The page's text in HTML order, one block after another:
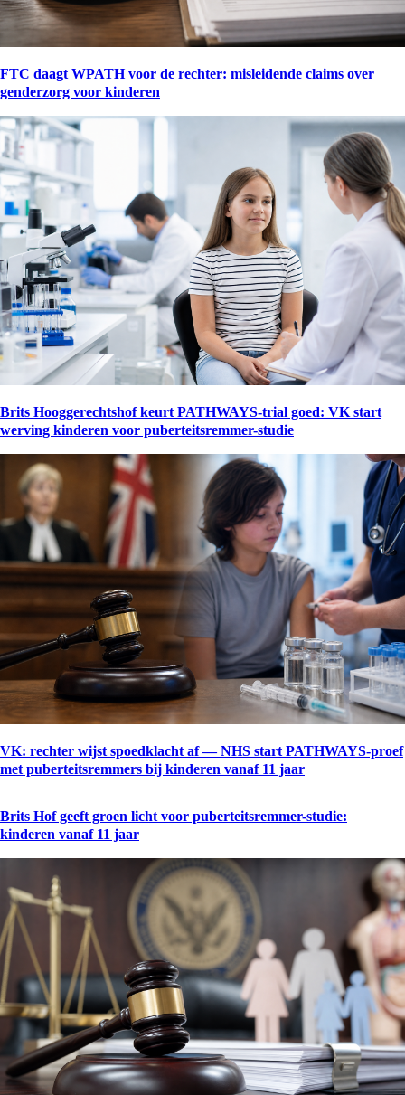
FTC daagt WPATH voor de rechter: misleidende claims over
genderzorg voor kinderen
Brits Hooggerechtshof keurt PATHWAYS-trial goed: VK start
werving kinderen voor puberteitsremmer-studie
VK: rechter wijst spoedklacht af — NHS start PATHWAYS-proef
met puberteitsremmers bij kinderen vanaf 11 jaar
Brits Hof geeft groen licht voor puberteitsremmer-studie:
kinderen vanaf 11 jaar